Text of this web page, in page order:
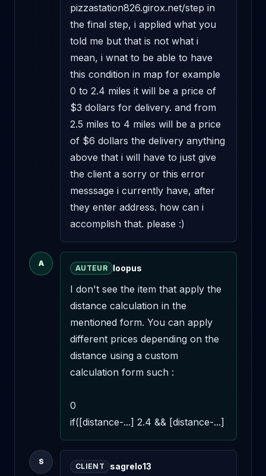
pizzastation826.girox.net/step in
the final step, i applied what you
told me but that is not what i
mean, i wnat to be able to have
this condition in map for example
0 to 2.4 miles it will be a price of
$3 dollars for delivery. and from
2.5 miles to 4 miles will be a price
of $6 dollars the delivery anything
above that i will have to just give
the client a sorry or this error
messsage i currently have, after
they enter address. how can i
accomplish that. please :)
A
AUTEUR loopus
I don't see the item that apply the
distance calculation in the
mentioned form. You can apply
different prices depending on the
distance using a custom
calculation form such :
0
if([distance-...] 2.4 && [distance-...]
S
CLIENT sagrelo13